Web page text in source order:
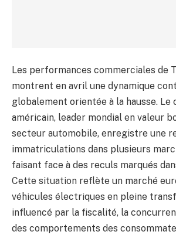
Les performances commerciales de
montrent en avril une dynamique
globalement orientée à la hausse.
américain, leader mondial en valeur
secteur automobile, enregistre une
immatriculations dans plusieurs
faisant face à des reculs marqués
Cette situation reflète un marché
véhicules électriques en pleine
influencé par la fiscalité, la
des comportements des